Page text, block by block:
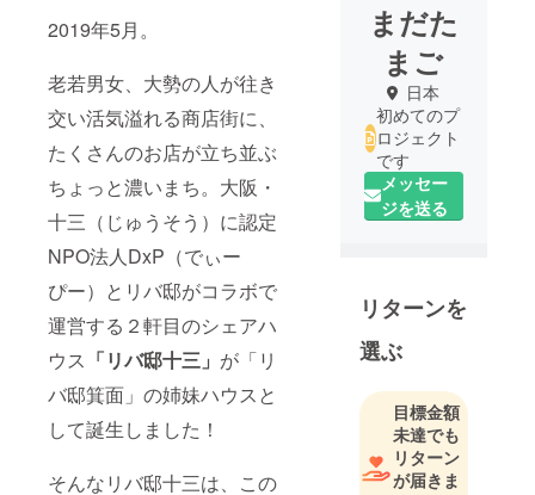
2019年5月。
老若男女、大勢の人が往き
交い活気溢れる商店街に、
たくさんのお店が立ち並ぶ
ちょっと濃いまち。大阪・
十三（じゅうそう）に認定
NPO法人DxP（でぃー
ぴー）とリバ邸がコラボで
運営する２軒目のシェアハ
ウス 「リバ邸十三」 が「リ
バ邸箕面」の姉妹ハウスと
して誕生しました！
そんなリバ邸十三は、この
まだた
まご
日本
初めてのプ
ロジェクト
です
メッセー
ジを送る
リターンを
選ぶ
目標金額
未達でも
リターン
が届きま